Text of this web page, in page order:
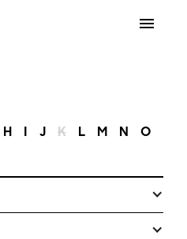
H I J K L M N O